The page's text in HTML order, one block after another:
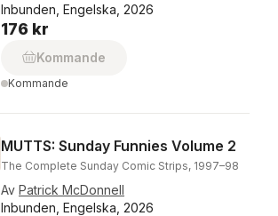
Inbunden, Engelska, 2026
176 kr
Kommande
Kommande
MUTTS: Sunday Funnies Volume 2
The Complete Sunday Comic Strips, 1997–98
Av Patrick McDonnell
Inbunden, Engelska, 2026